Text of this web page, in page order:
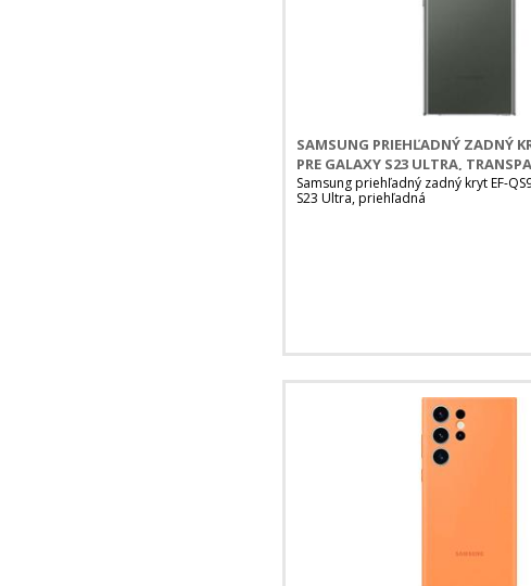
SAMSUNG PRIEHĽADNÝ ZADNÝ
PRE GALAXY S23 ULTRA,
Samsung priehľadný zadný kryt EF-
S23 Ultra, priehľadná